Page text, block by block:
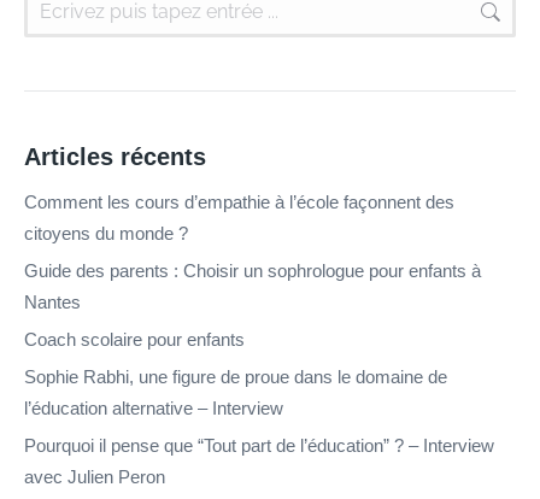
Articles récents
Comment les cours d’empathie à l’école façonnent des
citoyens du monde ?
Guide des parents : Choisir un sophrologue pour enfants à
Nantes
Coach scolaire pour enfants
Sophie Rabhi, une figure de proue dans le domaine de
l’éducation alternative – Interview
Pourquoi il pense que “Tout part de l’éducation” ? – Interview
avec Julien Peron